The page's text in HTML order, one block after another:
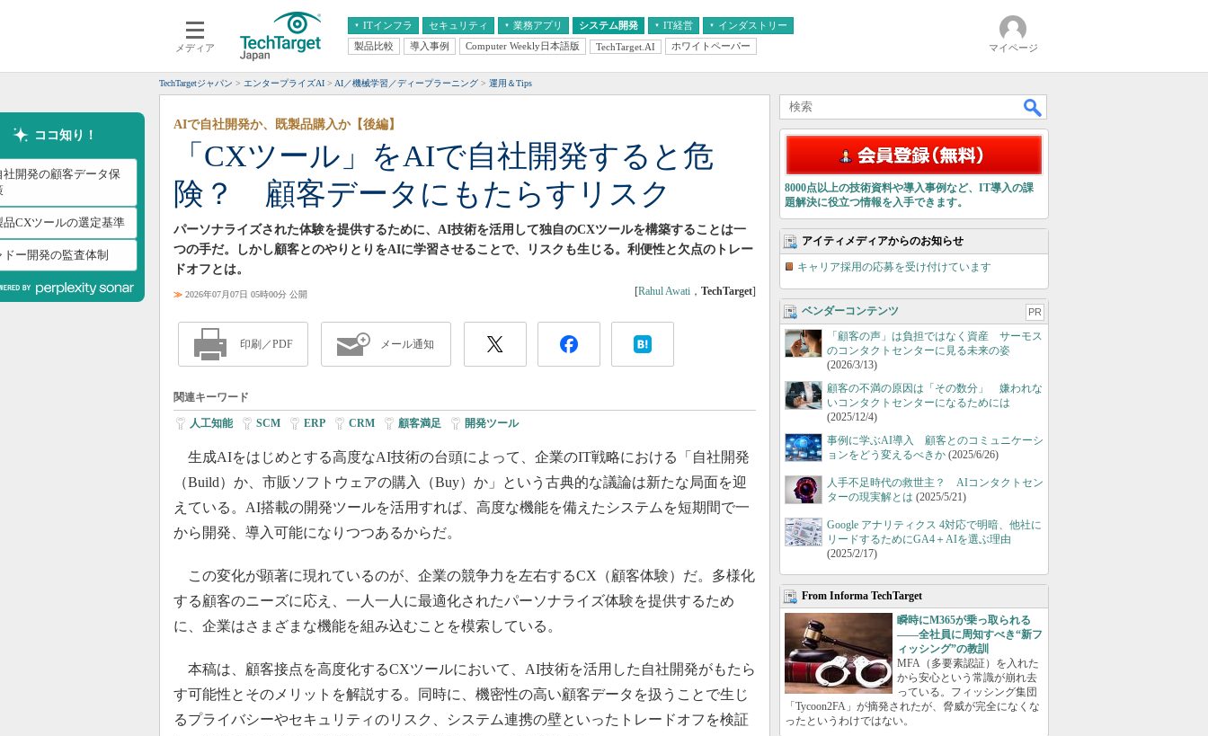
メディア
ITインフラ
クラウド
スマートモバイル
ネットワーク
システム運用管理
セキュリティ 業務アプリ
エンタープライズAI
ERP
CX
情報系システム
システム開発 IT経営
経営とIT
インダストリー
医療IT
製品比較 導入事例 Computer Weekly日本語版 TechTarget.AI ホワイトペーパー マイページ
TechTargetジャパン エンタープライズAI AI／機械学習／ディープラーニング 運用＆Tips
ココ知り！
社開発の顧客データ保
品CXツールの選定基準
ドー開発の監査体制
「CXツール」をAIで自社開発すると危
険？ 顧客データにもたらすリスク
AIで自社開発か、既製品購入か【後編】
パーソナライズされた体験を提供するために、AI技術を活用して独自のCXツールを構築することは一
つの手だ。しかし顧客とのやりとりをAIに学習させることで、リスクも生じる。利便性と欠点のトレー
ドオフとは。
≫ 2026年07月07日 05時00分 公開 [Rahul Awati ， TechTarget]
印刷／PDF メール通知
関連キーワード
人工知能| SCM ERP CRM 顧客満足 開発ツール
生成AIをはじめとする高度なAI技術の台頭によって、企業のIT戦略における「自社開発
（Build）か、市販ソフトウェアの購入（Buy）か」という古典的な議論は新たな局面を迎
えている。AI搭載の開発ツールを活用すれば、高度な機能を備えたシステムを短期間で一
から開発、導入可能になりつつあるからだ。
この変化が顕著に現れているのが、企業の競争力を左右するCX（顧客体験）だ。多様化
する顧客のニーズに応え、一人一人に最適化されたパーソナライズ体験を提供するため
に、企業はさまざまな機能を組み込むことを模索している。
本稿は、顧客接点を高度化するCXツールにおいて、AI技術を活用した自社開発がもたら
す可能性とそのメリットを解説する。同時に、機密性の高い顧客データを扱うことで生じ
るプライバシーやセキュリティのリスク、システム連携の壁といったトレードオフを検証
8000点以上の技術資料や導入事例など、IT導入の課
題解決に役立つ情報を入手できます。
アイティメディアからのお知らせ
キャリア採用の応募を受け付けています
ベンダーコンテンツ PR
「顧客の声」は負担ではなく資産 サーモス
のコンタクトセンターに見る未来の姿
(2026/3/13)
顧客の不満の原因は「その数分」 嫌われな
いコンタクトセンターになるためには
(2025/12/4)
事例に学ぶAI導入 顧客とのコミュニケーシ
ョンをどう変えるべきか (2025/6/26)
人手不足時代の救世主？ AIコンタクトセン
ターの現実解とは (2025/5/21)
Google アナリティクス 4対応で明暗、他社に
リードするためにGA4＋AIを選ぶ理由
(2025/2/17)
From Informa TechTarget
瞬時にM365が乗っ取られる
――全社員に周知すべき“新フ
ィッシング”の教訓
MFA（多要素認証）を入れた
から安心という常識が崩れ去
っている。フィッシング集団
「Tycoon2FA」が摘発されたが、脅威が完全になくな
ったというわけではない。